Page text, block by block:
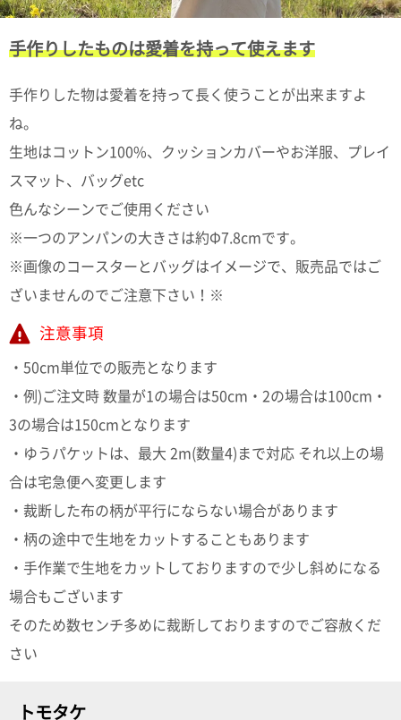
ポスト
330円
5,500
無料
手作りしたものは愛着を持って使えます
手作りした物は愛着を持って長く使うことが出来ますよ
ね。
生地はコットン100%、クッションカバーやお洋服、プレイ
スマット、バッグetc
色んなシーンでご使用ください
※一つのアンパンの大きさは約Φ7.8cmです。
※画像のコースターとバッグはイメージで、販売品ではご
ざいませんのでご注意下さい！※
注意事項
・50cm単位での販売となります
・例)ご注文時 数量が1の場合は50cm・2の場合は100cm・
3の場合は150cmとなります
・ゆうパケットは、最大 2m(数量4)まで対応 それ以上の場
合は宅急便へ変更します
・裁断した布の柄が平行にならない場合があります
・柄の途中で生地をカットすることもあります
・手作業で生地をカットしておりますので少し斜めになる
場合もございます
そのため数センチ多めに裁断しておりますのでご容赦くだ
さい
トモタケ